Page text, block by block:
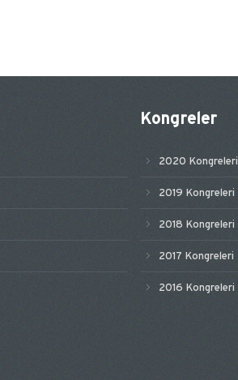
Kongreler
2020 Kongreleri
2019 Kongreleri
2018 Kongreleri
2017 Kongreleri
2016 Kongreleri